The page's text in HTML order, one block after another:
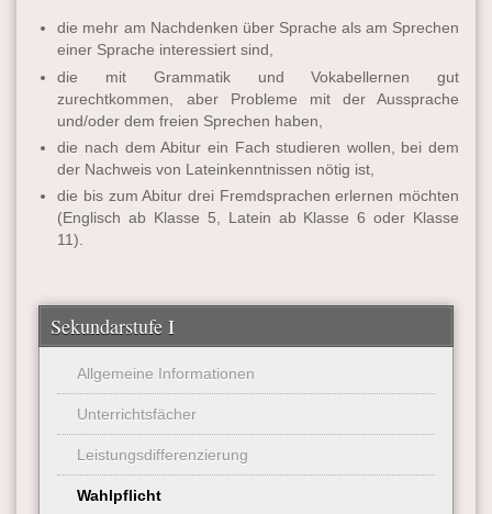
die mehr am Nachdenken über Sprache als am Sprechen
einer Sprache interessiert sind,
die mit Grammatik und Vokabellernen gut
zurechtkommen, aber Probleme mit der Aus­sprache
und/oder dem freien Sprechen haben,
die nach dem Abitur ein Fach studieren wollen, bei dem
der Nachweis von Lateinkenntnissen nötig ist,
die bis zum Abitur drei Fremdsprachen erlernen möchten
(Englisch ab Klasse 5, Latein ab Klasse 6 oder Klasse
11).
Sekundarstufe I
Allgemeine Informationen
Unterrichtsfächer
Leistungsdifferenzierung
Wahlpflicht